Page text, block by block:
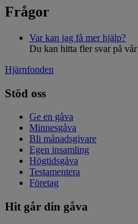
Frågor
Var kan jag få mer hjälp?
Du kan hitta fler svar på vår
Hjärnfonden
Stöd oss
Ge en gåva
Minnesgåva
Bli månadsgivare
Egen insamling
Högtidsgåva
Testamentera
Företag
Hit går din gåva